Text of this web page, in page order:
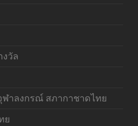
วัล
ฬาลงกรณ์ สภากาชาดไทย
ย